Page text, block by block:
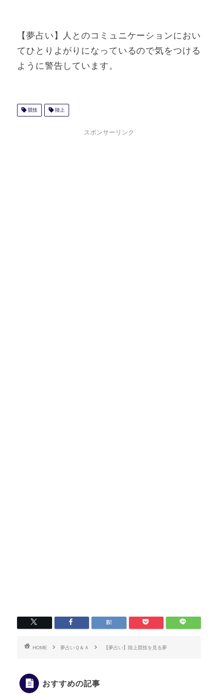
【夢占い】人とのコミュニケーションにおい
てひとりよがりになっているので気をつける
ように警告しています。
競技 陸上
スポンサーリンク
HOME 夢占いＱ＆Ａ 【夢占い】陸上競技を見る夢
おすすめの記事